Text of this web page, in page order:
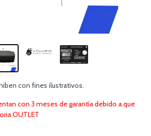
con fines ilustrativos.
con 3 meses de garantía debido a que
OUTLET